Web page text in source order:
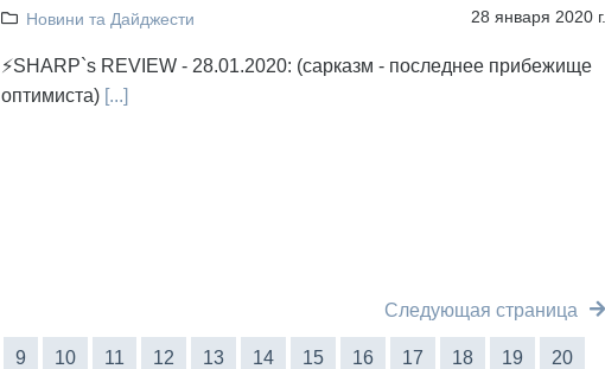
Новини та Дайджести 28 января 2020 г.
⚡SHARP`s REVIEW - 28.01.2020: (сарказм - последнее прибежище
оптимиста)[...]
Следующая страница
9 10 11 12 13 14 15 16 17 18 19 20